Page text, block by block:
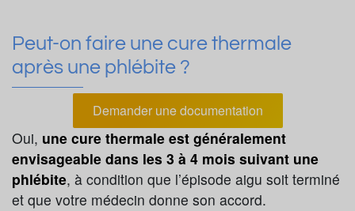
Peut-on faire une cure thermale
après une phlébite ?
Demander une documentation
Oui, une cure thermale est généralement
envisageable dans les 3 à 4 mois suivant une
phlébite, à condition que l’épisode aigu soit terminé
et que votre médecin donne son accord.